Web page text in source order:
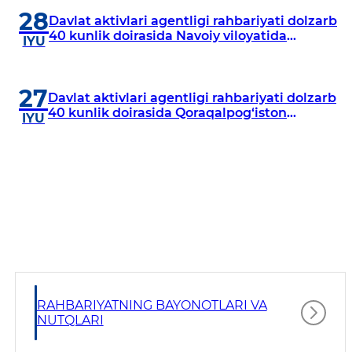
28
IYU
Davlat aktivlari agentligi rahbariyati dolzarb
40 kunlik doirasida Navoiy viloyatida
27
IYU
Davlat aktivlari agentligi rahbariyati dolzarb
40 kunlik doirasida Qoraqalpog‘iston
RAHBARIYATNING BAYONOTLARI VA
NUTQLARI